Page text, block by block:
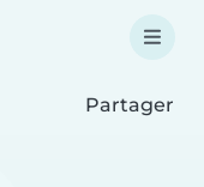
Partager